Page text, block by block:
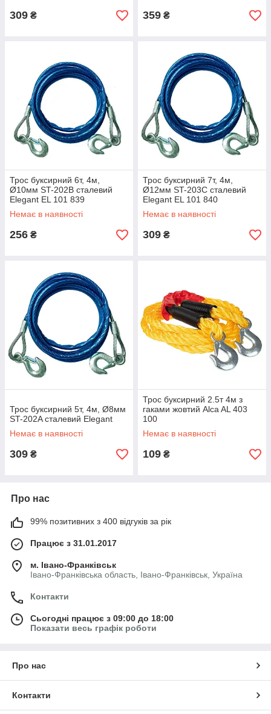
309 ₴ 359 ₴
Трос буксирний 6т, 4м,
Ø10мм ST-202B сталевий
Elegant EL 101 839
Немає в наявності
256 ₴
Трос буксирний 7т, 4м,
Ø12мм ST-203C сталевий
Elegant EL 101 840
Немає в наявності
309 ₴
Трос буксирний 5т, 4м, Ø8мм
ST-202A сталевий Elegant
Немає в наявності
309 ₴
Трос буксирний 2.5т 4м з
гаками жовтий Alca AL 403
100
Немає в наявності
109 ₴
Про нас
99% позитивних з 400 відгуків за рік
Працює з 31.01.2017
м. Івано-Франківськ
Івано-Франківська область, Івано-Франківськ, Україна
Контакти
Сьогодні працює з 09:00 до 18:00
Показати весь графік роботи
Про нас
Контакти